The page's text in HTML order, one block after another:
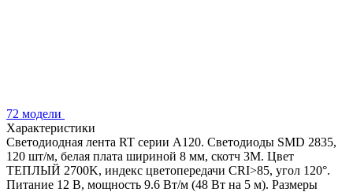
72 модели
Характеристики
Светодиодная лента RT серии A120. Светодиоды SMD 2835,
120 шт/м, белая плата шириной 8 мм, скотч 3M. Цвет
ТЕПЛЫЙ 2700K, индекс цветопередачи CRI>85, угол 120°.
Питание 12 В, мощность 9.6 Вт/м (48 Вт на 5 м). Размеры